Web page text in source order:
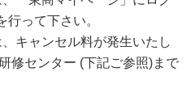
行って下さい。
キャンセル料が発生いたし
修センター (下記ご参照)まで